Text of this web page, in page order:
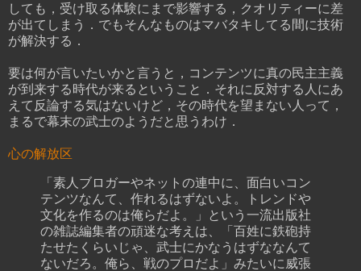
しても，受け取る体験にまで影響する，クオリティーに差
が出てしまう．でもそんなものはマバタキしてる間に技術
が解決する．
要は何が言いたいかと言うと，コンテンツに真の民主主義
が到来する時代が来るということ．それに反対する人にあ
えて反論する気はないけど，その時代を望まない人って，
まるで幕末の武士のようだと思うわけ．
心の解放区
「素人ブロガーやネットの連中に、面白いコン
テンツなんて、作れるはずないよ。トレンドや
文化を作るのは俺らだよ。」という一流出版社
の雑誌編集者の頑迷な考えは、「百姓に鉄砲持
たせたくらいじゃ、武士にかなうはずななんて
ないだろ。俺ら、戦のプロだよ」みたいに威張